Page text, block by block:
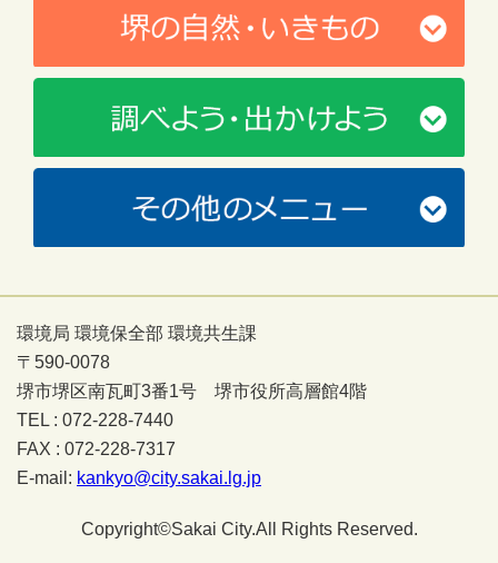
環境局 環境保全部 環境共生課
〒590-0078
堺市堺区南瓦町3番1号 堺市役所高層館4階
TEL : 072-228-7440
FAX : 072-228-7317
E-mail: kankyo@city.sakai.lg.jp
Copyright©Sakai City.All Rights Reserved.